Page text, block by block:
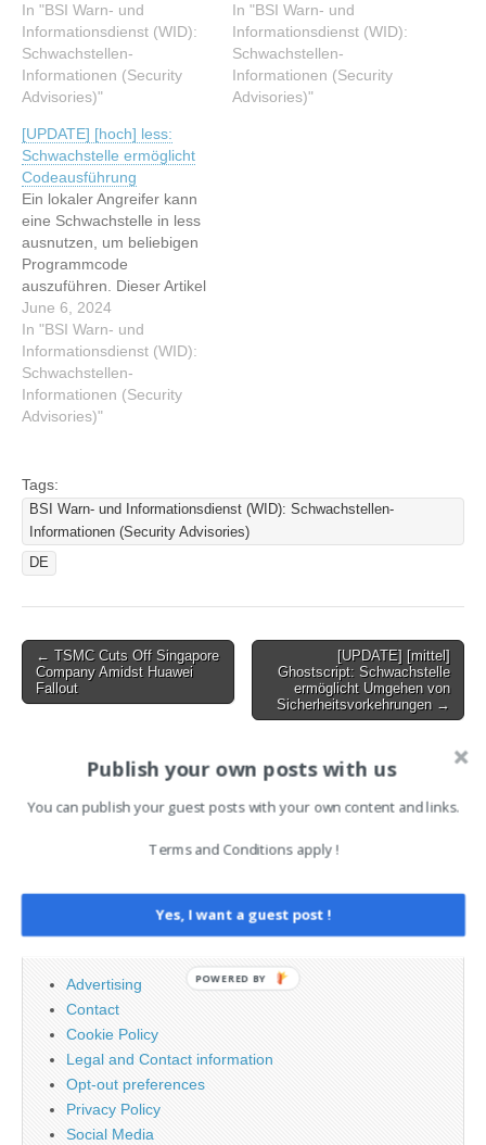
Warn- und
Informationsdienst (WID):
Schwachstellen-
Informationen (Security
Advisories) Lesen Sie den
[UPDATE] [hoch] less:
Schwachstelle ermöglicht
Codeausführung
In "BSI Warn- und
Informationsdienst (WID):
Schwachstellen-
Informationen (Security
Advisories)"
Warn- und
Informationsdienst (WID):
Schwachstellen-
Informationen (Security
Advisories) Lesen Sie den
In "BSI Warn- und
Informationsdienst (WID):
Schwachstellen-
Informationen (Security
Advisories)"
[UPDATE] [hoch] less:
Schwachstelle ermöglicht
Codeausführung
Ein lokaler Angreifer kann
eine Schwachstelle in less
ausnutzen, um beliebigen
Programmcode
auszuführen. Dieser Artikel
wurde indexiert von BSI
Warn- und
Informationsdienst (WID):
Schwachstellen-
Informationen (Security
Advisories) Lesen Sie den
Schwachstelle ermöglicht
Codeausführung
June 6, 2024
In "BSI Warn- und
Informationsdienst (WID):
Schwachstellen-
Informationen (Security
Advisories)"
Tags:
BSI Warn- und Informationsdienst (WID): Schwachstellen-
Informationen (Security Advisories)
DE
Post
navigation
← TSMC Cuts Off Singapore
Company Amidst Huawei
Fallout
[UPDATE] [mittel]
Ghostscript: Schwachstelle
ermöglicht Umgehen von
Sicherheitsvorkehrungen →
AI News Brief
PAGES
Advertising
Contact
Cookie Policy
Legal and Contact information
Opt-out preferences
Privacy Policy
Social Media
Publish your own posts with us
You can publish your guest posts with your own content and links.
Terms and Conditions apply !
Yes, I want a guest post !
POWERED BY